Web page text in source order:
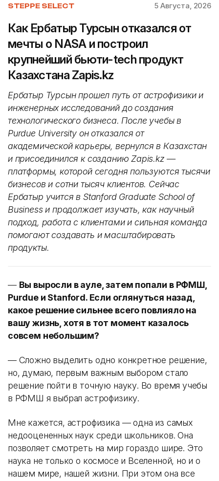
STEPPE SELECT 5 Августа, 2026
Как Ербатыр Турсын отказался от
мечты о NASA и построил
крупнейший бьюти-tech продукт
Казахстана Zapis.kz
Ербатыр Турсын прошел путь от астрофизики и
инженерных исследований до создания
технологического бизнеса. После учебы в
Purdue University он отказался от
академической карьеры, вернулся в Казахстан
и присоединился к созданию Zapis.kz —
платформы, которой сегодня пользуются тысячи
бизнесов и сотни тысяч клиентов. Сейчас
Ербатыр учится в Stanford Graduate School of
Business и продолжает изучать, как научный
подход, работа с клиентами и сильная команда
помогают создавать и масштабировать
продукты.
— Вы выросли в ауле, затем попали в РФМШ,
Purdue и Stanford. Если оглянуться назад,
какое решение сильнее всего повлияло на
вашу жизнь, хотя в тот момент казалось
совсем небольшим?
— Сложно выделить одно конкретное решение,
но, думаю, первым важным выбором стало
решение пойти в точную науку. Во время учебы
в РФМШ я выбрал астрофизику.
Мне кажется, астрофизика — одна из самых
недооцененных наук среди школьников. Она
позволяет смотреть на мир гораздо шире. Это
наука не только о космосе и Вселенной, но и о
нашем мире, нашей жизни. При этом она все